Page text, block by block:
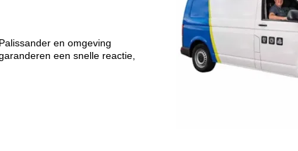
en omgeving
een snelle reactie,